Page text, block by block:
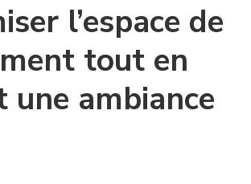
l’espace de
tout en
une ambiance